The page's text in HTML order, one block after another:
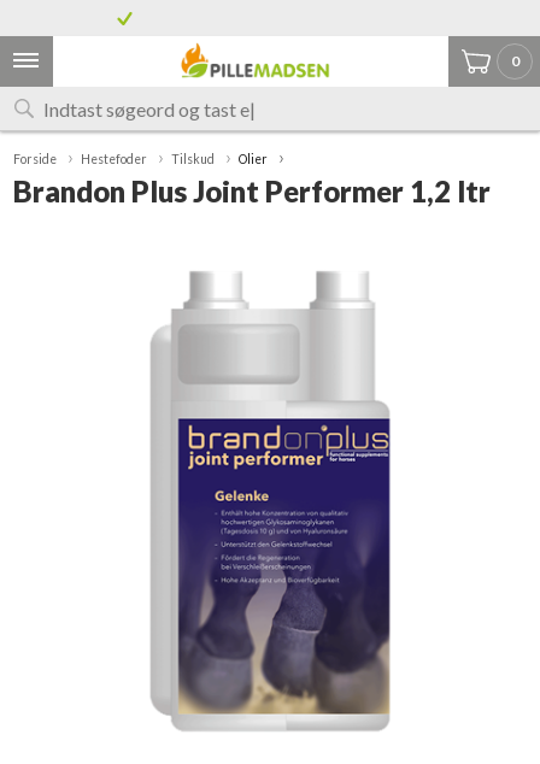
0
Forside Hestefoder Tilskud Olier
Brandon Plus Joint Performer 1,2 ltr